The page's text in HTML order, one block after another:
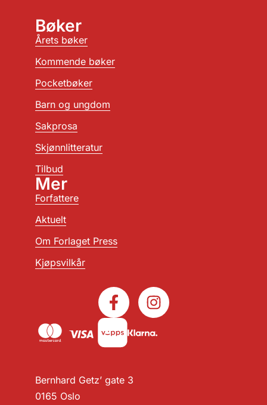
Bernhard Getz’ gate 3
0165 Oslo
Bøker
Årets bøker
Kommende bøker
Pocketbøker
Barn og ungdom
Sakprosa
Skjønnlitteratur
Tilbud
Mer
Forfattere
Aktuelt
Om Forlaget Press
Kjøpsvilkår